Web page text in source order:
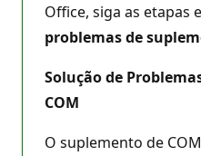
Office, siga as etapas
problemas de
Solução de
COM
O suplemento de